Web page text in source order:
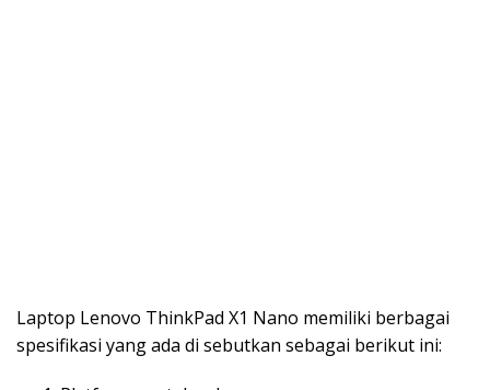
Laptop Lenovo ThinkPad X1 Nano memiliki berbagai
spesifikasi yang ada di sebutkan sebagai berikut ini: